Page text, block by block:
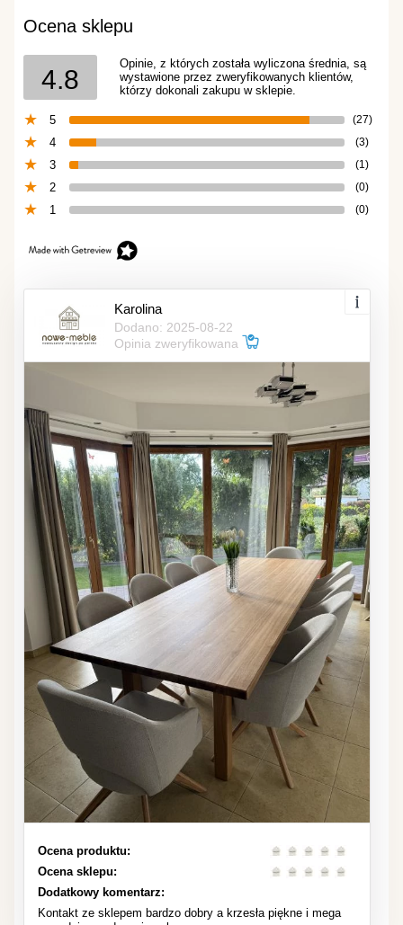
Ocena sklepu
4.8
Opinie, z których została wyliczona średnia, są
wystawione przez zweryfikowanych klientów,
którzy dokonali zakupu w sklepie.
5 (27)
4 (3)
3 (1)
2 (0)
1 (0)
Karolina
Dodano: 2025-08-22
Opinia zweryfikowana
Ocena produktu:
Ocena sklepu:
Dodatkowy komentarz:
Kontakt ze sklepem bardzo dobry a krzesła piękne i mega